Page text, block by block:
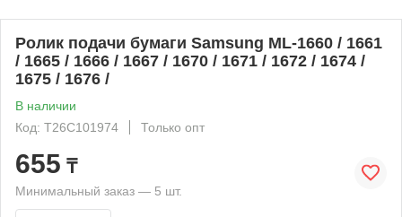
Ролик подачи бумаги Samsung ML-1660 / 1661
/ 1665 / 1666 / 1667 / 1670 / 1671 / 1672 / 1674 /
1675 / 1676 /
В наличии
Код: T26C101974
Только опт
655 ₸
Минимальный заказ — 5 шт.